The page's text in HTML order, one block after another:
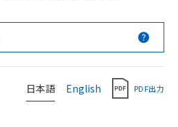
日本語 English PDF出力